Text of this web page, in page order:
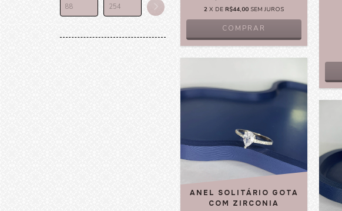
2 X DER$44,00 SEM JUROS
COMPRAR
ANEL SOLITÁRIO GOTA
COM ZIRCONIA